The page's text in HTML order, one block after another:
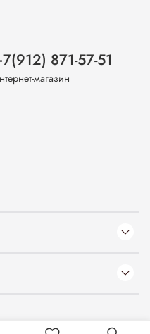
871-57-51
магазин